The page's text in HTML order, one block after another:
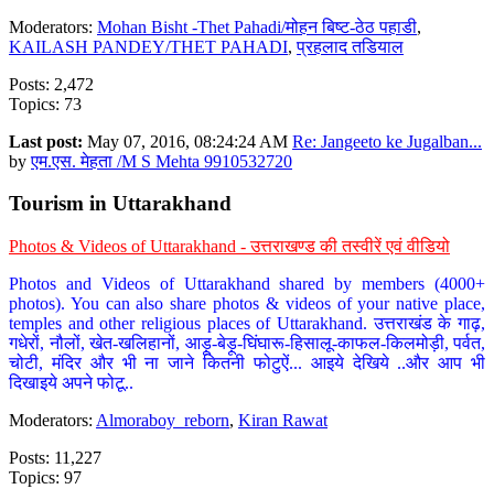
Moderators: Mohan Bisht -Thet Pahadi/मोहन बिष्ट-ठेठ पहाडी,
KAILASH PANDEY/THET PAHADI,प्रहलाद तडियाल
Posts: 2,472
Topics: 73
Last post: May 07, 2016, 08:24:24 AM Re: Jangeeto ke Jugalban...
byएम.एस. मेहता /M S Mehta 9910532720
Tourism in Uttarakhand
Photos & Videos of Uttarakhand - उत्तराखण्ड की तस्वीरें एवं वीडियो
Photos and Videos of Uttarakhand shared by members (4000+
photos). You can also share photos & videos of your native place,
temples and other religious places of Uttarakhand. उत्तराखंड के गाढ़,
गधेरों, नौलों, खेत-खलिहानों, आड़ू-बेड़ू-घिंघारू-हिसालू-काफल-किलमोड़ी, पर्वत,
चोटी, मंदिर और भी ना जाने कितनी फोटुऐं... आइये देखिये ..और आप भी
दिखाइये अपने फोटू..
Moderators: Almoraboy_reborn, Kiran Rawat
Posts: 11,227
Topics: 97